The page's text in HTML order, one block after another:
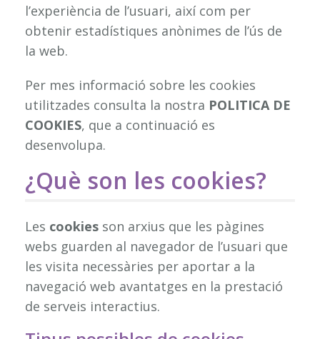
l’experiència de l’usuari, així com per
obtenir estadístiques anònimes de l’ús de
la web.
Per mes informació sobre les cookies
utilitzades consulta la nostra POLITICA DE
COOKIES, que a continuació es
desenvolupa.
¿Què son les cookies?
Les cookies son arxius que les pàgines
webs guarden al navegador de l’usuari que
les visita necessàries per aportar a la
navegació web avantatges en la prestació
de serveis interactius.